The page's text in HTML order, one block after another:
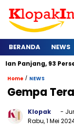
BERANDA NEWS
93 Persen
Home / NEWS
Gempa
Klopak
-
Rabu, 1 Mei